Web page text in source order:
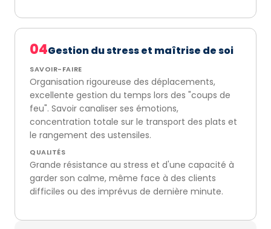
04Gestion du stress et maîtrise de soi
SAVOIR-FAIRE
Organisation rigoureuse des déplacements,
excellente gestion du temps lors des "coups de
feu". Savoir canaliser ses émotions,
concentration totale sur le transport des plats et
le rangement des ustensiles.
QUALITÉS
Grande résistance au stress et d'une capacité à
garder son calme, même face à des clients
difficiles ou des imprévus de dernière minute.